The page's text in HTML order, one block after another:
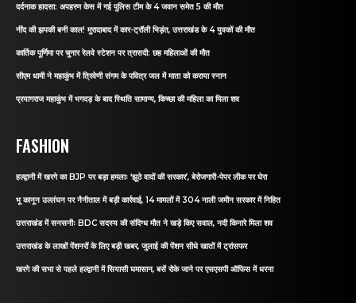
दर्दनाक हादसा: अपहरण केस में गई पुलिस टीम के 4 जवान समेत 5 की मौत
नींद की झपकी बनी काल! मुरादाबाद में कार-ट्रॉली भिड़ंत, उत्तराखंड के 4 युवकों की मौत
कार्तिक पूर्णिमा पर चुनार रेलवे स्टेशन पर त्रासदी: छह महिलाओं की मौत
सीएम धामी ने महाकुंभ में त्रिवेणी संगम के पवित्र जल में माता को कराया स्नान
प्रयागराज महाकुंभ में भगदड़ के बाद स्थिति सामान्य, किच्छा की महिला का मिला शव
FASHION
हल्द्वानी में खरगे का BJP पर बड़ा हमलाः ‘झूठे वादों की सरकार’, बेरोजगारी-पेपर लीक पर घेरा
भू कानून उल्लंघन पर नैनीताल में बड़ी कार्रवाई, 14 मामलों में 304 नाली जमीन सरकार में निहित
उत्तराखंड में सनसनीः BDC सदस्य की संदिग्ध मौत ने खड़े किए सवाल, नदी किनारे मिला शव
उत्तराखंड के लाखों पेंशनरों के लिए बड़ी खबर, जुलाई की पेंशन सीधे खातों में ट्रांसफर
खरगे की सभा से पहले हल्द्वानी में सियासी घमासान, बसें रोके जाने पर एसएसपी ऑफिस में धरना